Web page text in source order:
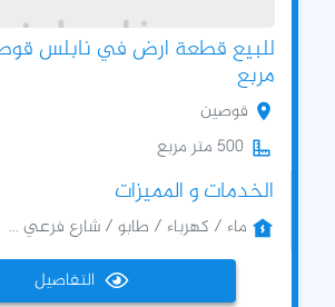
مربع
قوصين
500 متر مربع
الخدمات و المميزات
ماء / كهرباء / طابو / شارع فرعي ...
التفاصيل